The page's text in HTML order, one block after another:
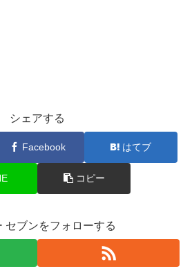
シェアする
Facebook はてブ
コピー
セブンをフォローする